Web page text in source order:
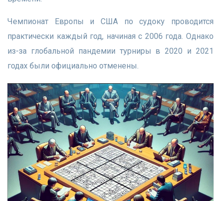
Чемпионат Европы и США по судоку проводится
практически каждый год, начиная с 2006 года. Однако
из-за глобальной пандемии турниры в 2020 и 2021
годах были официально отменены.